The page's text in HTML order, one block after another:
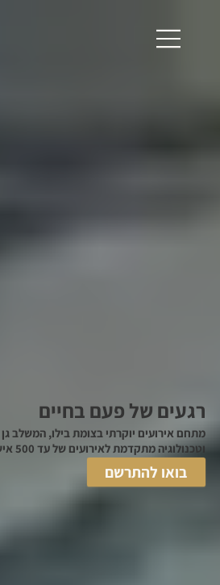
רגעים של פעם בחיים
מתחם אירועים יוקרתי בצומת בילו, המשלב
וטכנולוגיה מתקדמת לאירועים של עד 500 איש.
בואו להתרשם